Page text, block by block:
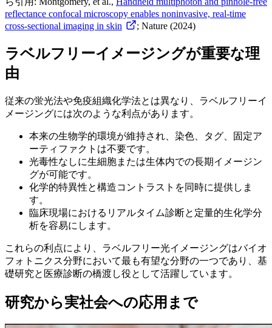
reflectance confocal microscopy enables noninvasive, real-time
cross-sectional imaging in skin
; Nature (2024)
ラベルフリーイメージングが重要な理
由
従来の蛍光法や免疫組織化学法とは異なり、ラベルフリーイ
メージングには次のような利点があります。
本来の生物学的環境が維持され、染色、タグ、固定ア
ーティファクトは不要です。
光毒性なしに生細胞または生体内での長期イメージン
グが可能です。
化学的特異性と構造コントラストを同時に提供しま
す。
臨床現場におけるリアルタイム診断と定量的生化学分
析を容易にします。
これらの利点により、ラベルフリー光イメージングは​​バイオ
フォトニクス分野において最も有望な分野の一つであり、基
礎研究と医療診断の橋渡し役として活躍しています。
研究から実社会​​への応用まで